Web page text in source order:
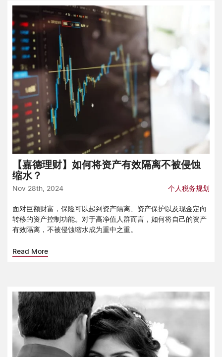
【嘉德理财】如何将资产有效隔离不被侵蚀
缩水？
Nov 28th, 2024 个人税务规划
面对巨额财富，保险可以起到资产隔离、资产保护以及现金定向
转移的资产控制功能。对于高净值人群而言，如何将自己的资产
有效隔离，不被侵蚀缩水成为重中之重。
Read More